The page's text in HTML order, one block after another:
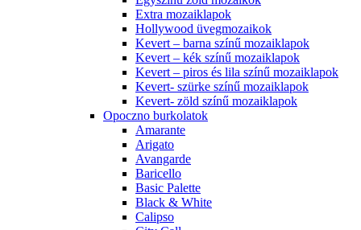
Extra mozaiklapok
Hollywood üvegmozaikok
Kevert – barna színű mozaiklapok
Kevert – kék színű mozaiklapok
Kevert – piros és lila színű mozaiklapok
Kevert- szürke színű mozaiklapok
Kevert- zöld színű mozaiklapok
Opoczno burkolatok
Amarante
Arigato
Avangarde
Baricello
Basic Palette
Black & White
Calipso